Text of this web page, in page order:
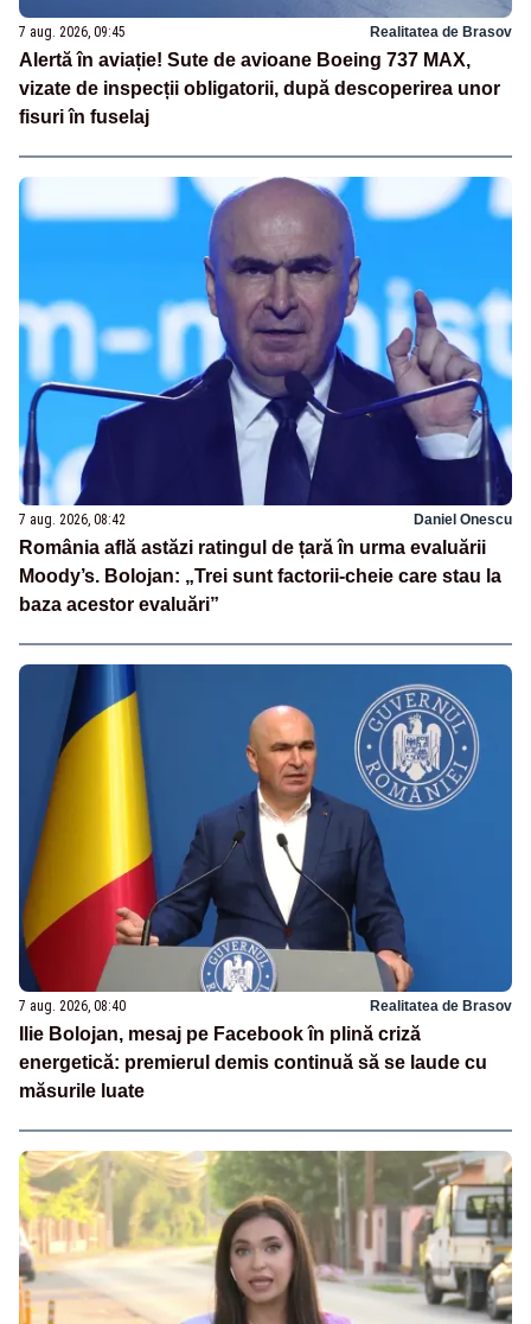
7 aug. 2026, 09:45 Realitatea de Brasov
Alertă în aviație! Sute de avioane Boeing 737 MAX,
vizate de inspecții obligatorii, după descoperirea unor
fisuri în fuselaj
7 aug. 2026, 08:42 Daniel Onescu
România află astăzi ratingul de țară în urma evaluării
Moody’s. Bolojan: „Trei sunt factorii-cheie care stau la
baza acestor evaluări”
7 aug. 2026, 08:40 Realitatea de Brasov
Ilie Bolojan, mesaj pe Facebook în plină criză
energetică: premierul demis continuă să se laude cu
măsurile luate